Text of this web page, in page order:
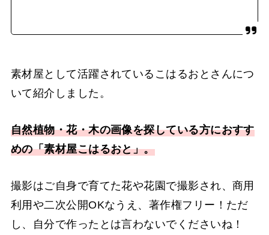
素材屋として活躍されているこはるおとさんにつ
いて紹介しました。
自然植物・花・木の画像を探している方におすす
めの「素材屋こはるおと」。
撮影はご自身で育てた花や花園で撮影され、商用
利用や二次公開OKなうえ、著作権フリー！ただ
し、自分で作ったとは言わないでくださいね！